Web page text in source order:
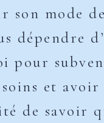
son mode
dépendre
pour
et
de savoir